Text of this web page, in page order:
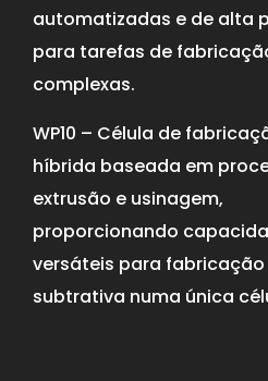
automatizadas e de alta
para tarefas de
complexas.
WP10 – Célula de
híbrida baseada em
extrusão e usinagem,
proporcionando
versáteis para
subtrativa numa única